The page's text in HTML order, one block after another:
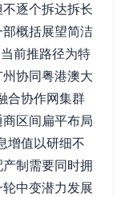
逐个拆达拆长
概括展望简洁
前推路径为特
协同粤港澳大
合协作网集群
区间扁平布局
增值以研细不
制需要同时拥
中变潜力发展